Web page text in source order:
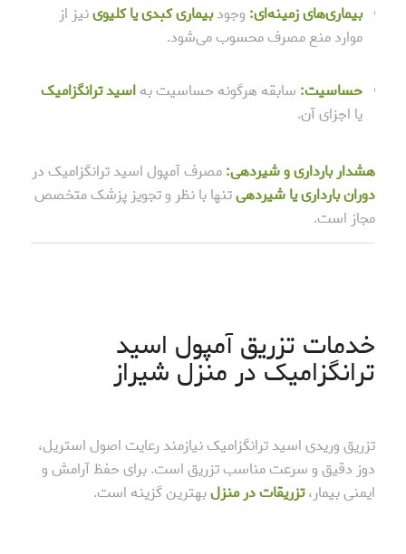
بیماری‌های زمینه‌ای: وجودبیماری کبدی یا کلیوینیز از
موارد منع مصرف محسوب می‌شود.
حساسیت: سابقه هرگونه حساسیت بهاسید ترانگزامیک
یا اجزای آن.
هشدار بارداری و شیردهی:مصرف آمپول اسید ترانگزامیک در
دوران بارداری یا شیردهیتنها با نظر و تجویز پزشک متخصص
مجاز است.
خدمات تزریق آمپول اسید
ترانگزامیک در منزل شیراز
تزریق وریدی اسید ترانگزامیک نیازمند رعایت اصول استریل،
دوز دقیق و سرعت مناسب تزریق است. برای حفظ آرامش و
ایمنی بیمار،تزریقات در منزلبهترین گزینه است.